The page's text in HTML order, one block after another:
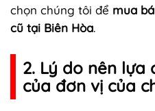
chọn chúng tôi để mua
cũ tại Biên Hòa.
2. Lý do nên lựa
của đơn vị của